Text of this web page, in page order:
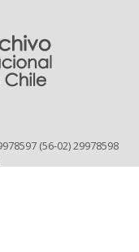
(56-02) 29978598